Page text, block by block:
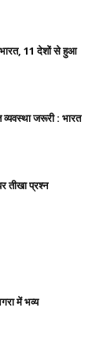
11 देशों से हुआ
व्यवस्था जरूरी : भारत
तीखा प्रश्न
में भव्य